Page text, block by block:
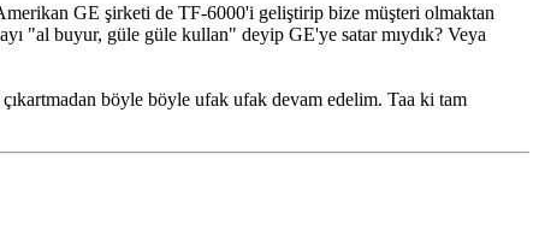
GE şirketi de TF-6000'i geliştirip bize müşteri olmaktan
"al buyur, güle güle kullan" deyip GE'ye satar mıydık? Veya
böyle böyle ufak ufak devam edelim. Taa ki tam